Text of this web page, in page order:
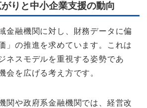
りと中小企業支援の動向
金融機関に対し、財務データに偏
」の推進を求めています。これは
ネスモデルを重視する姿勢であ
会を広げる考え方です。
関や政府系金融機関では、経営改